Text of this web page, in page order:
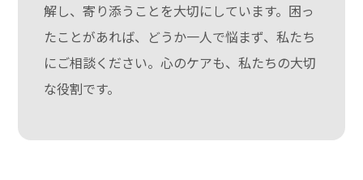
解し、寄り添うことを大切にしています。困っ
たことがあれば、どうか一人で悩まず、私たち
にご相談ください。心のケアも、私たちの大切
な役割です。